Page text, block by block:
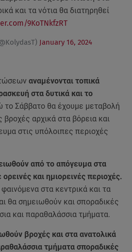
και τα νότια θα διατηρηθεί
9KoTNkfzRT
January 16, 2024
αναμένονται τοπικά
στα δυτικά και το
το Σάββατο θα έχουμε μεταβολή
βροχές αρχικά στα βόρεια και
στις υπόλοιπες περιοχές
από το απόγευμα στα
και ημιορεινές περιοχές.
στα κεντρικά και τα
θα σημειωθούν και σποραδικές
και παραθαλάσσια τμήματα.
βροχές και στα ανατολικά
τμήματα σποραδικές